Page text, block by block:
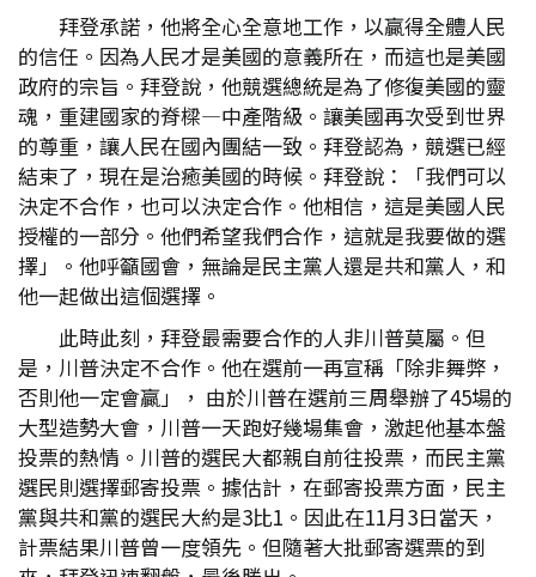
拜登承諾，他將全心全意地工作，以贏得全體人民
的信任。因為人民才是美國的意義所在，而這也是美國
政府的宗旨。拜登說，他競選總統是為了修復美國的靈
魂，重建國家的脊樑—中產階級。讓美國再次受到世界
的尊重，讓人民在國內團結一致。拜登認為，競選已經
結束了，現在是治癒美國的時候。拜登說：「我們可以
決定不合作，也可以決定合作。他相信，這是美國人民
授權的一部分。他們希望我們合作，這就是我要做的選
擇」。他呼籲國會，無論是民主黨人還是共和黨人，和
他一起做出這個選擇。
此時此刻，拜登最需要合作的人非川普莫屬。但
是，川普決定不合作。他在選前一再宣稱「除非舞弊，
否則他一定會贏」， 由於川普在選前三周舉辦了45場的
大型造勢大會，川普一天跑好幾場集會，激起他基本盤
投票的熱情。川普的選民大都親自前往投票，而民主黨
選民則選擇郵寄投票。據估計，在郵寄投票方面，民主
黨與共和黨的選民大約是3比1。因此在11月3日當天，
計票結果川普曾一度領先。但隨著大批郵寄選票的到